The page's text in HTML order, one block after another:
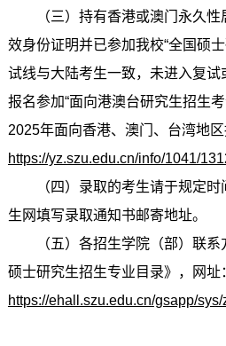
（三）持有香港或澳门永久
效身份证明并已参加我校“全国硕
试线与大陆考生一致，未进入复
报名参加“面向港澳台研究生招生
2025年面向香港、澳门、台湾地
https://yz.szu.edu.cn/info/1041/
（四）录取的考生请于规定
生网填写录取通知书邮寄地址。
（五）各招生学院（部）联
硕士研究生招生专业目录》，网址
https://ehall.szu.edu.cn/gsapp/